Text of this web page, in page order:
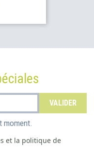
moment.
et la politique de